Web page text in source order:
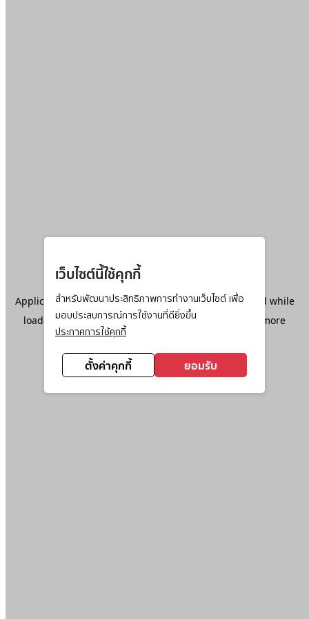
เว็บไซต์นี้ใช้คุกกี้
สำหรับพัฒนาประสิทธิภาพการทำงานเว็บไซต์ เพื่อ
มอบประสบการณ์การใช้งานที่ดียิ่งขึ้น
ประกาศการใช้คุกกี้
ตั้งค่าคุกกี้ ยอมรับ
Application error: aclient-side exception has occurred while
loadingwww.ktc.co.th(see the browser console
for more
information).